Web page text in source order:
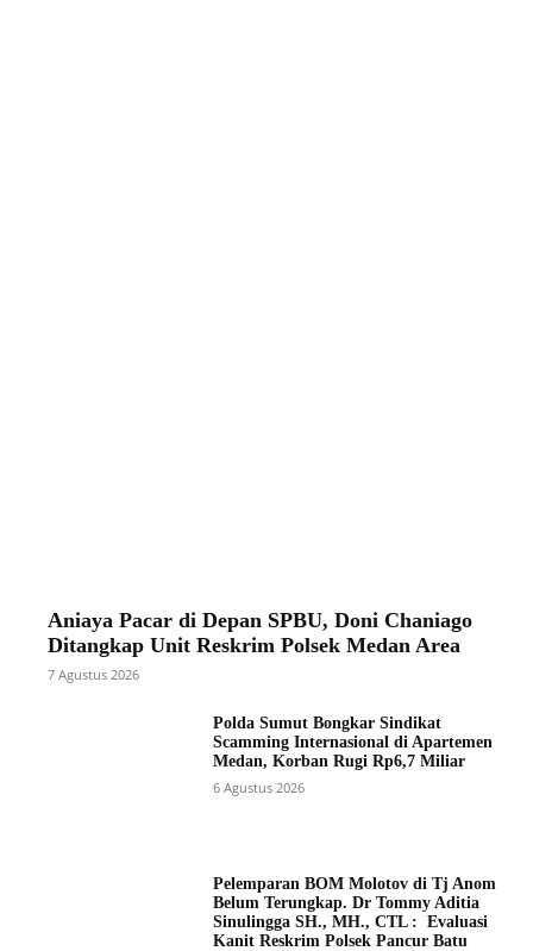
Aniaya Pacar di Depan SPBU, Doni Chaniago
Ditangkap Unit Reskrim Polsek Medan Area
7 Agustus 2026
Polda Sumut Bongkar Sindikat
Scamming Internasional di Apartemen
Medan, Korban Rugi Rp6,7 Miliar
6 Agustus 2026
Pelemparan BOM Molotov di Tj Anom
Belum Terungkap. Dr Tommy Aditia
Sinulingga SH., MH., CTL : Evaluasi
Kanit Reskrim Polsek Pancur Batu